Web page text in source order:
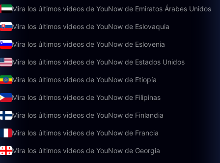
Mira los últimos videos de YouNow de Emiratos Árabes Unidos
Mira los últimos videos de YouNow de Eslovaquia
Mira los últimos videos de YouNow de Eslovenia
Mira los últimos videos de YouNow de Estados Unidos
Mira los últimos videos de YouNow de Etiopía
Mira los últimos videos de YouNow de Filipinas
Mira los últimos videos de YouNow de Finlandia
Mira los últimos videos de YouNow de Francia
Mira los últimos videos de YouNow de Georgia